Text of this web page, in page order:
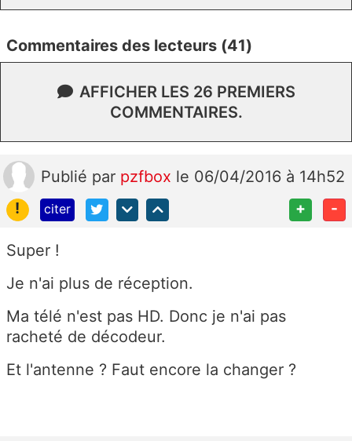
Commentaires des lecteurs (41)
AFFICHER LES 26 PREMIERS
COMMENTAIRES.
Publié par pzfbox le 06/04/2016 à 14h52
!
citer + -
Super !
Je n'ai plus de réception.
Ma télé n'est pas HD. Donc je n'ai pas
racheté de décodeur.
Et l'antenne ? Faut encore la changer ?